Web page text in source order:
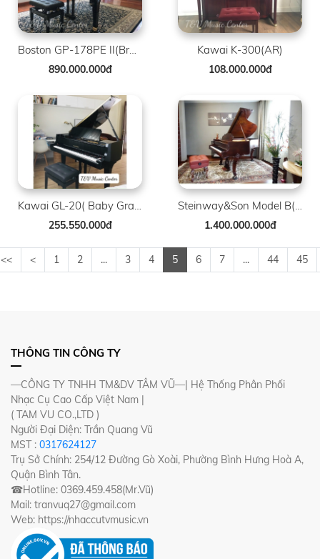
Boston GP-178PE II(Brand New )
890.000.000đ
Kawai K-300(AR)
108.000.000đ
Kawai GL-20( Baby Grand )
255.550.000đ
Steinway&Son Model B( Louis XV )
1.400.000.000đ
<< < 1 2 ... 3 4 5 6 7 ... 44 45
THÔNG TIN CÔNG TY
—CÔNG TY TNHH TM&DV TÂM VŨ—| Hệ Thống Phân Phối
Nhạc Cụ Cao Cấp Việt Nam |
( TAM VU CO.,LTD )
Người Đại Diện: Trần Quang Vũ
MST : 0317624127
Trụ Sở Chính: 254/12 Đường Gò Xoài, Phường Bình Hưng Hoà A,
Quận Bình Tân.
☎Hotline: 0369.459.458(Mr.Vũ)
Mail: tranvuq27@gmail.com
Web: https://nhaccutvmusic.vn